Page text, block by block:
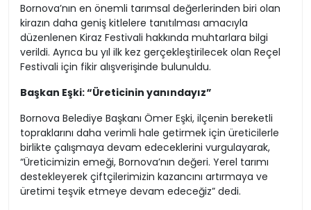
Bornova’nın en önemli tarımsal değerlerinden biri olan
kirazın daha geniş kitlelere tanıtılması amacıyla
düzenlenen Kiraz Festivali hakkında muhtarlara bilgi
verildi. Ayrıca bu yıl ilk kez gerçekleştirilecek olan Reçel
Festivali için fikir alışverişinde bulunuldu.
Başkan Eşki: “Üreticinin yanındayız”
Bornova Belediye Başkanı Ömer Eşki, ilçenin bereketli
topraklarını daha verimli hale getirmek için üreticilerle
birlikte çalışmaya devam edeceklerini vurgulayarak,
“Üreticimizin emeği, Bornova’nın değeri. Yerel tarımı
destekleyerek çiftçilerimizin kazancını artırmaya ve
üretimi teşvik etmeye devam edeceğiz” dedi.